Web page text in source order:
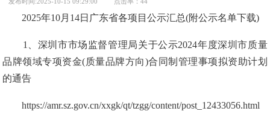
发布时间:2025-10-15 09:29:00 点击率：44
2025年10月14日广东省各项目公示汇总(附公示名单下载)
1、深圳市市场监督管理局关于公示2024年度深圳市质量
品牌领域专项资金(质量品牌方向)合同制管理事项拟资助计划
的通告
https://amr.sz.gov.cn/xxgk/qt/tzgg/content/post_12433056.html